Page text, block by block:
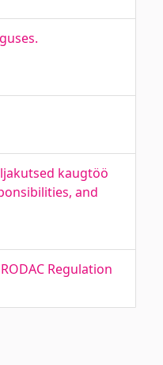
kaugtöö
and
Regulation